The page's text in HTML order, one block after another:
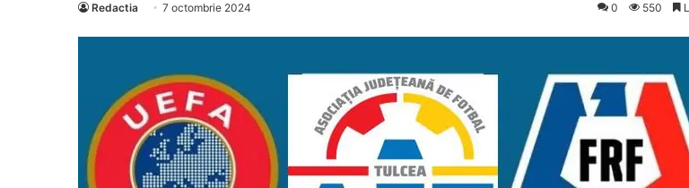
Redactia 7 octombrie 2024 0 550